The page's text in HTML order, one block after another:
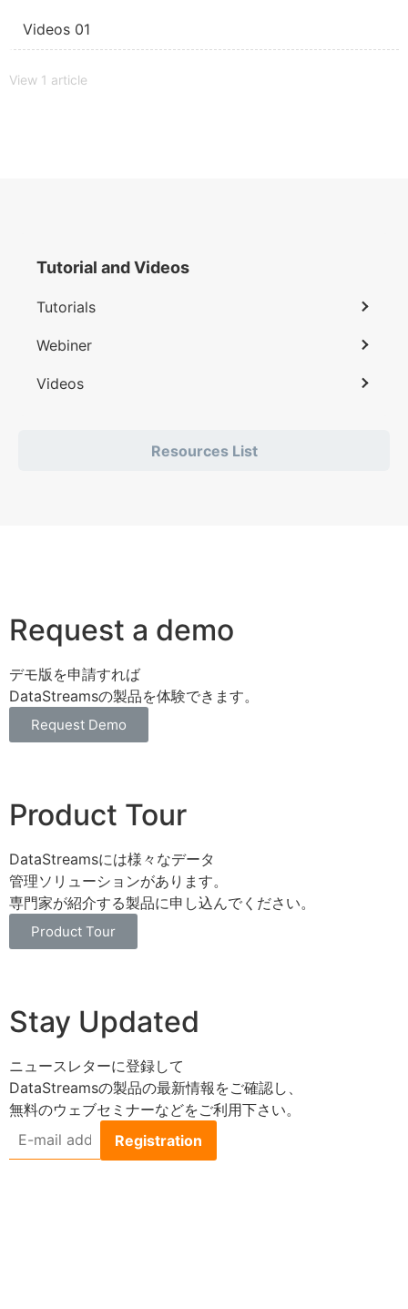
Videos 01
View 1 article
Tutorial and Videos
Tutorials
Webiner
Videos
Resources List
Request a demo
デモ版を申請すれば
DataStreamsの製品を体験できます。
Request Demo
Product Tour
DataStreamsには様々なデータ
管理ソリューションがあります。
専門家が紹介する製品に申し込んでください。
Product Tour
Stay Updated
ニュースレターに登録して
DataStreamsの製品の最新情報をご確認し、
無料のウェブセミナーなどをご利用下さい。
mail
address